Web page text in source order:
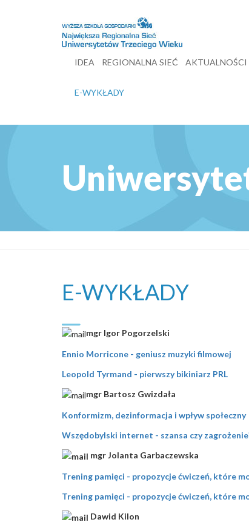
IDEA REGIONALNA SIEĆ AKTUALNOŚCI
E-WYKŁADY
E-WYKŁADY
mgr Igor Pogorzelski
Ennio Morricone - geniusz muzyki filmowej
Leopold Tyrmand - pierwszy bikiniarz PRL
mgr Bartosz Gwizdała
​Konformizm, dezinformacja i wpływ społeczny
Wszędobylski internet - szansa czy
mgr Jolanta Garbaczewska
Trening pamięci - propozycje ćwiczeń, które
Trening pamięci - propozycje ćwiczeń, które
Dawid Kilon